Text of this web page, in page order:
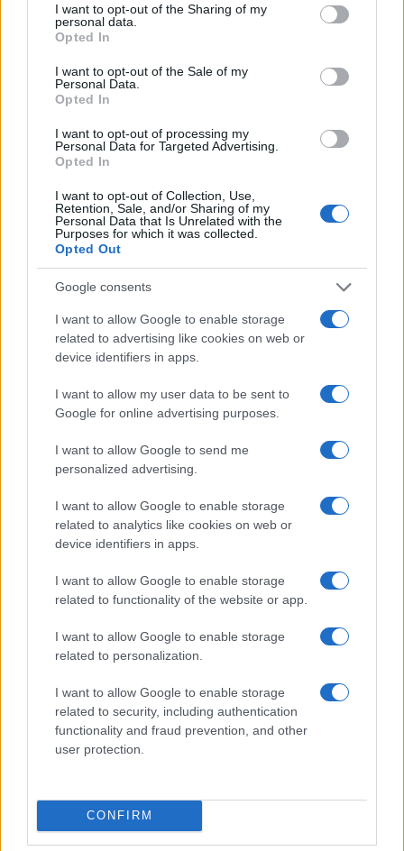
not limited to your visit or usage behaviour. You may click to
grant or deny consent to Google and its third-party tags to
use your data for below specified purposes in below Google
consent section.
I want to opt-out of the Sharing of my
personal data.
Opted In
I want to opt-out of the Sale of my
Personal Data.
Opted In
I want to opt-out of processing my
Personal Data for Targeted Advertising.
Opted In
I want to opt-out of Collection, Use,
Retention, Sale, and/or Sharing of my
Personal Data that Is Unrelated with the
Purposes for which it was collected.
Opted Out
Google consents
I want to allow Google to enable storage
related to advertising like cookies on web or
device identifiers in apps.
I want to allow my user data to be sent to
Google for online advertising purposes.
I want to allow Google to send me
personalized advertising.
I want to allow Google to enable storage
related to analytics like cookies on web or
device identifiers in apps.
I want to allow Google to enable storage
related to functionality of the website or app.
I want to allow Google to enable storage
related to personalization.
I want to allow Google to enable storage
related to security, including authentication
functionality and fraud prevention, and other
user protection.
CONFIRM
La valla: la serie española que predijo la
pandemia
La valla, es una serie española emitida actualmente…
CULTURA
disponible en Movistar
Cómo Baqueira Beret impulsa la identidad
cultural y deportiva de la Val d’Aran y
Valls d’Àneu